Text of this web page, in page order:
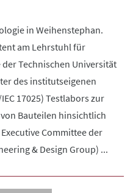
in Weihenstephan.
am Lehrstuhl für
Technischen Universität
des institutseigenen
17025) Testlabors zur
Bauteilen hinsichtlich
Committee der
& Design Group) ...